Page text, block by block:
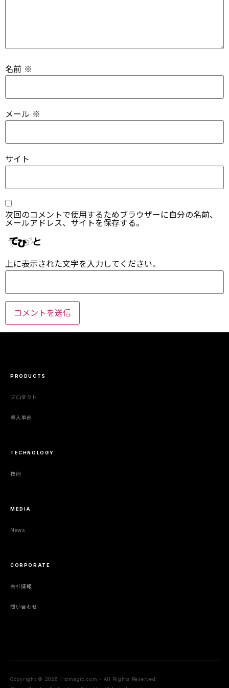
名前 ※
メール ※
サイト
次回のコメントで使用するためブラウザーに自分の名前、
メールアドレス、サイトを保存する。
上に表示された文字を入力してください。
PRODUCTS
プロダクト
導入事例
TECHNOLOGY
技術
MEDIA
News
CORPORATE
会社情報
問い合わせ
Copyright © 2026 iiidmagic.com - All Rights Reserved.